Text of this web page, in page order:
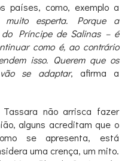
países, como, exemplo a
esperta. Porque a
Príncipe de Salinas – é
como é, ao contrário
isso. Querem que os
se adaptar, afirma a
não arrisca fazer
alguns acreditam que o
se apresenta, está
uma crença, um mito.